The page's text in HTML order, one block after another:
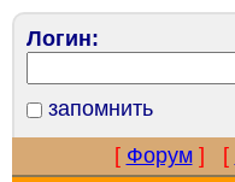
Логин:
запомнить
[ Форум ] [